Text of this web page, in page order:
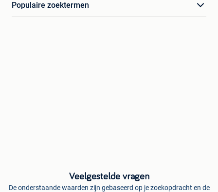
Populaire zoektermen
Veelgestelde vragen
De onderstaande waarden zijn gebaseerd op je zoekopdracht en de